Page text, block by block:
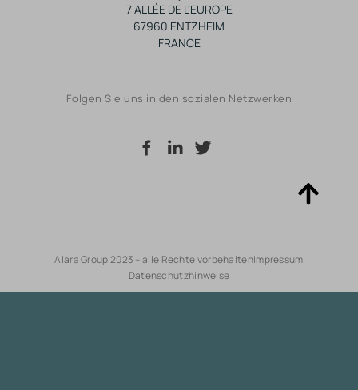
7 ALLÉE DE L'EUROPE
67960 ENTZHEIM
FRANCE
Folgen Sie uns in den sozialen Netzwerken
Alara Group 2023 – alle Rechte vorbehaltenImpressum
Datenschutzhinweise